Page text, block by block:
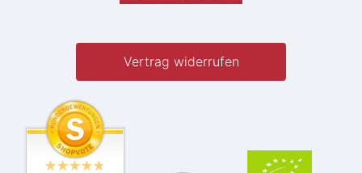
Vertrag widerrufen